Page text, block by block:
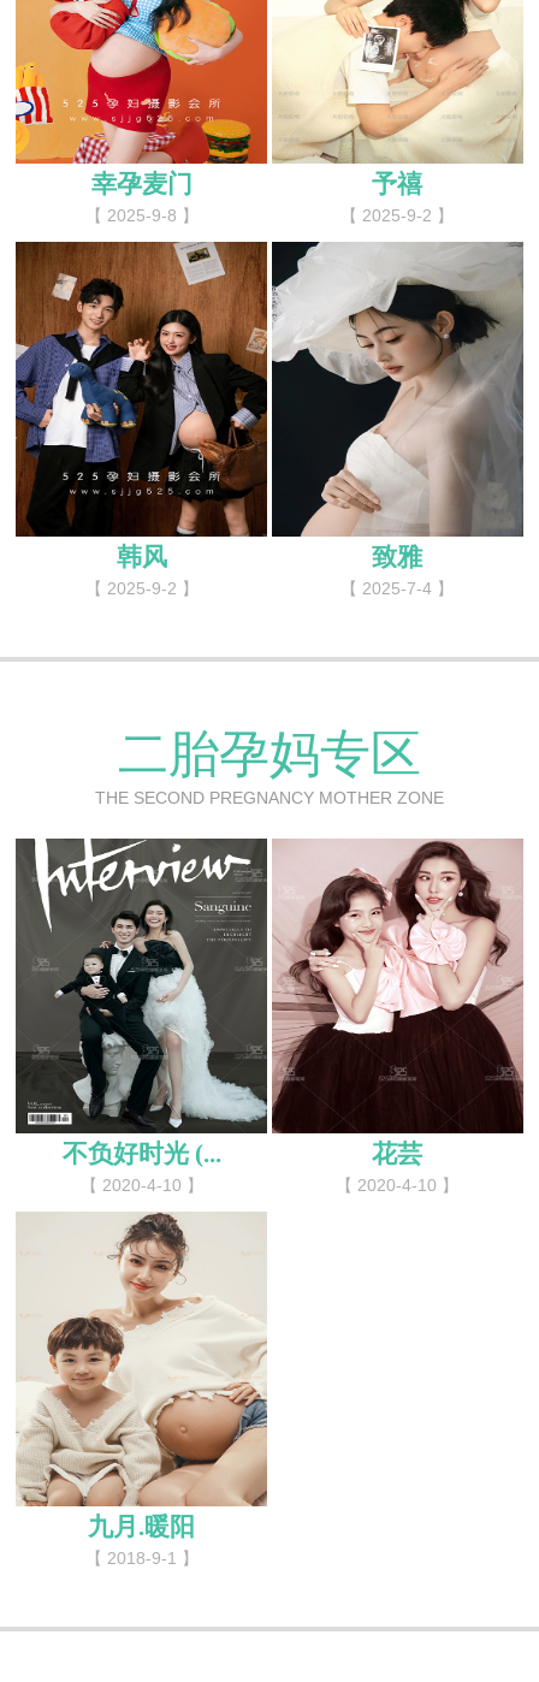
幸孕麦门
【 2025-9-8 】
予禧
【 2025-9-2 】
韩风
【 2025-9-2 】
致雅
【 2025-7-4 】
二胎孕妈专区
THE SECOND PREGNANCY MOTHER ZONE
不负好时光 (...
【 2020-4-10 】
花芸
【 2020-4-10 】
九月.暖阳
【 2018-9-1 】